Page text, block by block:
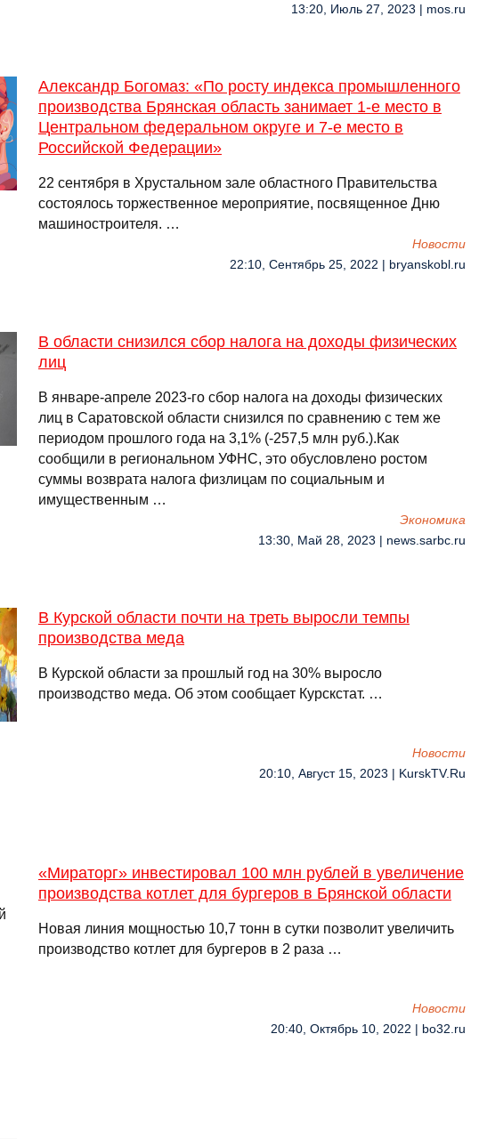
13:20, Июль 27, 2023 | mos.ru
Александр Богомаз: «По росту индекса промышленного
производства Брянская область занимает 1-е место в
Центральном федеральном округе и 7-е место в
Российской Федерации»
22 сентября в Хрустальном зале областного Правительства
состоялось торжественное мероприятие, посвященное Дню
машиностроителя. …
Новости
22:10, Сентябрь 25, 2022 | bryanskobl.ru
В области снизился сбор налога на доходы физических
лиц
В январе-апреле 2023-го сбор налога на доходы физических
лиц в Саратовской области снизился по сравнению с тем же
периодом прошлого года на 3,1% (-257,5 млн руб.).Как
сообщили в региональном УФНС, это обусловлено ростом
суммы возврата налога физлицам по социальным и
имущественным …
Экономика
13:30, Май 28, 2023 | news.sarbc.ru
В Курской области почти на треть выросли темпы
производства меда
В Курской области за прошлый год на 30% выросло
производство меда. Об этом сообщает Курскстат. …
Новости
20:10, Август 15, 2023 | KurskTV.Ru
«Мираторг» инвестировал 100 млн рублей в увеличение
производства котлет для бургеров в Брянской области
Новая линия мощностью 10,7 тонн в сутки позволит увеличить
производство котлет для бургеров в 2 раза …
Новости
20:40, Октябрь 10, 2022 | bo32.ru